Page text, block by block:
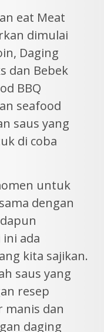
eat Meat
dimulai
Daging
dan Bebek
BBQ
seafood
saus yang
di coba
untuk
dengan
ada
kita sajikan.
saus yang
resep
manis dan
daging